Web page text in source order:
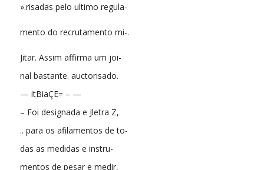
».risadas pelo ultimo regula-
mento do recrutamento mi-.
Jitar. Assim affirma um joi-
nal bastante. auctorisado.
— itBiaÇE= – —
– Foi designada e Jletra Z,
.. para os afilamentos de to-
das as medidas e instru-
mentos de pesar e medir,